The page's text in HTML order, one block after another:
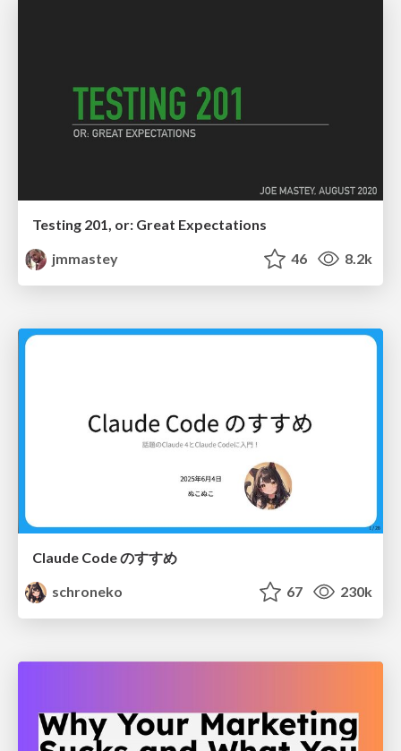
Testing 201, or: Great Expectations
jmmastey
46 8.2k
Claude Code のすすめ
schroneko
67 230k